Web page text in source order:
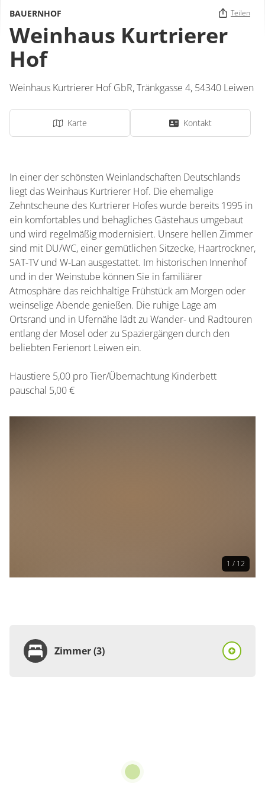
BAUERNHOF Teilen
Weinhaus Kurtrierer
Hof
Weinhaus Kurtrierer Hof GbR,Tränkgasse 4, 54340 Leiwen
Karte Kontakt
In einer der schönsten Weinlandschaften Deutschlands
liegt das Weinhaus Kurtrierer Hof. Die ehemalige
Zehntscheune des Kurtrierer Hofes wurde bereits 1995 in
ein komfortables und behagliches Gästehaus umgebaut
und wird regelmäßig modernisiert. Unsere hellen Zimmer
sind mit DU/WC, einer gemütlichen Sitzecke, Haartrockner,
SAT-TV und W-Lan ausgestattet. Im historischen Innenhof
und in der Weinstube können Sie in familiärer
Atmosphäre das reichhaltige Frühstück am Morgen oder
weinselige Abende genießen. Die ruhige Lage am
Ortsrand und in Ufernähe lädt zu Wander- und Radtouren
entlang der Mosel oder zu Spaziergängen durch den
beliebten Ferienort Leiwen ein.
Haustiere 5,00 pro Tier/Übernachtung Kinderbett
pauschal 5,00 €
1 / 12
Zimmer (3)
pro Person/Nacht